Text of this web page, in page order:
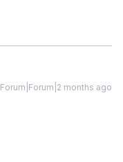
Forum|Forum|2 months ago